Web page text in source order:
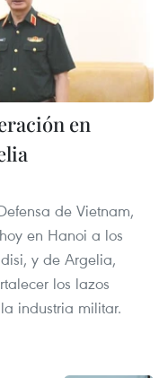
en
de Vietnam,
en Hanoi a los
y de Argelia,
los lazos
industria militar.